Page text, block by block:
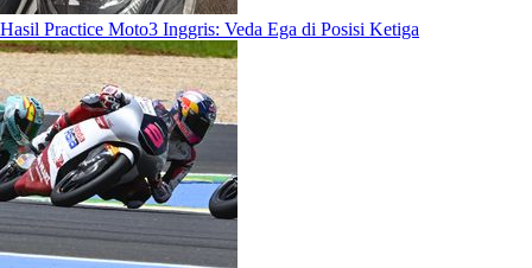
Hasil Practice Moto3 Inggris: Veda Ega di Posisi Ketiga